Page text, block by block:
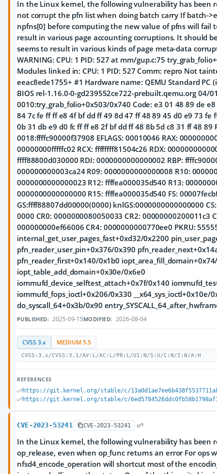
In the Linux kernel, the following vulnerability has been
not corrupt the pfn list when doing batch carry If batch-
npfns[0] before computing the new value of pfns will fail
result in various page accounting corruptions. It should
seems to result in various kinds of page meta-data
WARNING: CPU: 1 PID: 527 at mm/gup.c:75
Modules linked in: CPU: 1 PID: 527 Comm: repro Not
eeac8ede1755+ #1 Hardware name: QEMU Standard PC
BIOS rel-1.16.0-0-gd239552ce722-prebuilt.qemu.org 04/
0010:try_grab_folio+0x503/0x740 Code: e3 01 48 89 de
84 7c fe ff ff e8 4f bf dd ff 49 8d 47 ff 48 89 45 d0 e9 73 fe
0b 31 db e9 d0 fc ff ff e8 2f bf dd ff 48 8b 5d c8 31 ff 48 89
0018:ffffc90000f37908 EFLAGS: 00010046 RAX:
00000000fffffc02 RCX: ffffffff81504c26 RDX:
ffff88800d030000 RDI: 0000000000000002 RBP:
000000000003ca24 R09: 0000000000000008 R10:
0000000000000023 R12: ffffea000035d540 R13:
0000000000000000 R15: ffffea000035d540 FS:
GS:ffff88807dd00000(0000) knlGS:0000000000000000 CS:
0000 CR0: 0000000080050033 CR2: 00000000200011c3
000000000ef66006 CR4: 0000000000770ee0 PKRU:
internal_get_user_pages_fast+0xd32/0x2200
pfn_reader_user_pin+0x376/0x390
pfn_reader_first+0x140/0x1b0
iopt_table_add_domain+0x30e/0x6e0
iommufd_device_selftest_attach+0x7f/0x140
iommufd_fops_ioctl+0x206/0x330 __x64_sys_ioctl+0x10e/
do_syscall_64+0x3b/0x90
PUBLISHED: 2025-09-15MODIFIED: 2026-08-04
CVSS 3.x MEDIUM 5.5
CVSS:3.x/CVSS:3.1/AV:L/AC:L/PR:L/UI:N/S:U/C:N/I:N/A:H
REFERENCES
https://git.kernel.org/stable/c/
https://git.kernel.org/stable/c/
CVE-2023-53241 CVE-2023-53241
In the Linux kernel, the following vulnerability has been
op_release, even when op_func returns an error For ops
nfsd4_encode_operation will shortcut most of the